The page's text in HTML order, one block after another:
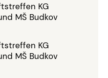
KG
MŠ Budkov
KG
MŠ Budkov